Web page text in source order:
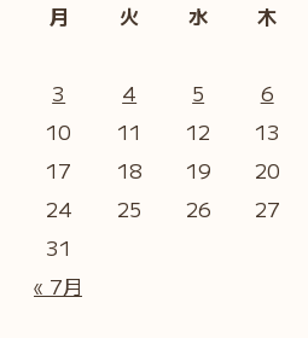
月
火 水 木
« 7月
3
4 5 6
10
11 12 13
17
18 19 20
24
25 26 27
31